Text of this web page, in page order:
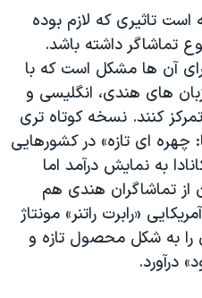
است تاثیری که لازم بوده
تماشاگر داشته باشد.
آن ها مشکل است که با
های هندی، انگلیسی و
کنند. نسخه کوتاه تری
چهره ای تازه» در کشورهایی
به نمایش درآمد اما
تماشاگران هندی هم
«رابرت راتنر» مونتاژ
را به شکل محصول تازه و
درآورد.